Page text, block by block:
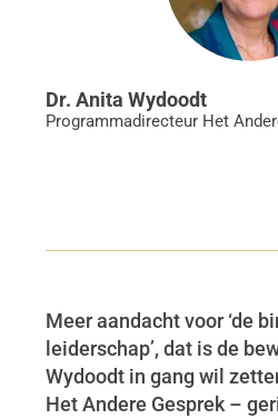
Dr. Anita Wydoodt
Programmadirecteur Het
Meer aandacht voor ‘de
leiderschap’, dat is de
Wydoodt in gang wil
Het Andere Gesprek –